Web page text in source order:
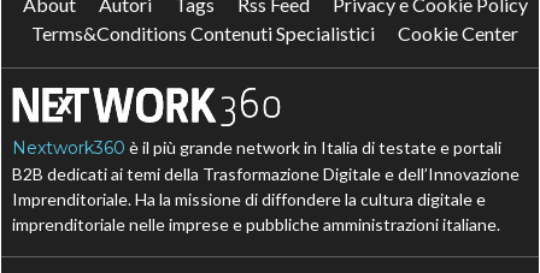
About Autori Tags Rss Feed
Privacy e Cookie Policy
Terms&Conditions Contenuti Specialistici
Cookie Center
Nextwork360 è il più grande network in Italia di testate e portali
B2B dedicati ai temi della Trasformazione Digitale e dell’Innovazione
Imprenditoriale. Ha la missione di diffondere la cultura digitale e
imprenditoriale nelle imprese e pubbliche amministrazioni italiane.